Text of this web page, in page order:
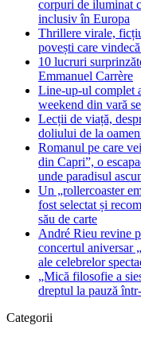
corpuri de iluminat
inclusiv în Europa
Thrillere virale,
povești care
10 lucruri
Emmanuel Carrère
Line-up-ul complet
weekend din vară
Lecții de viață,
doliului de la
Romanul pe care
din Capri”, o
unde paradisul
Un „rollercoaster
fost selectat și
său de carte
André Rieu revine
concertul aniversar
ale celebrelor
„Mică filosofie a
dreptul la pauză
Categorii